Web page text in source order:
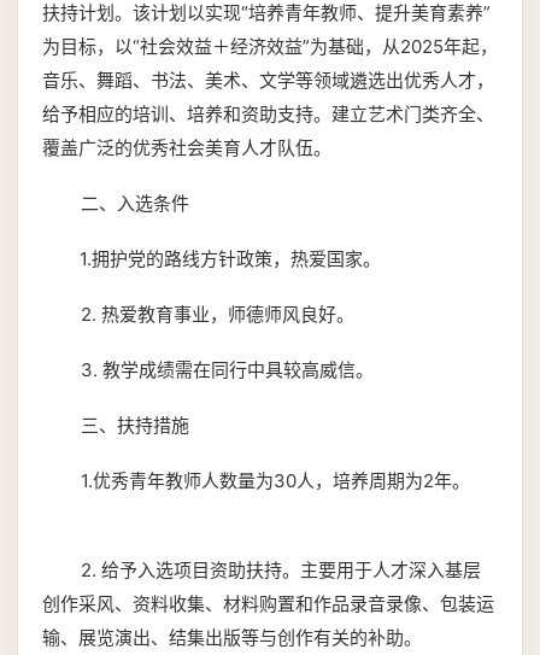
扶持计划。该计划以实现“培养青年教师、提升美育素养”
为目标，以“社会效益＋经济效益”为基础，从2025年起，
音乐、舞蹈、书法、美术、文学等领域遴选出优秀人才，
给予相应的培训、培养和资助支持。建立艺术门类齐全、
覆盖广泛的优秀社会美育人才队伍。
二、入选条件
1.拥护党的路线方针政策，热爱国家。
2. 热爱教育事业，师德师风良好。
3. 教学成绩需在同行中具较高威信。
三、扶持措施
1.优秀青年教师人数量为30人，培养周期为2年。
2. 给予入选项目资助扶持。主要用于人才深入基层
创作采风、资料收集、材料购置和作品录音录像、包装运
输、展览演出、结集出版等与创作有关的补助。